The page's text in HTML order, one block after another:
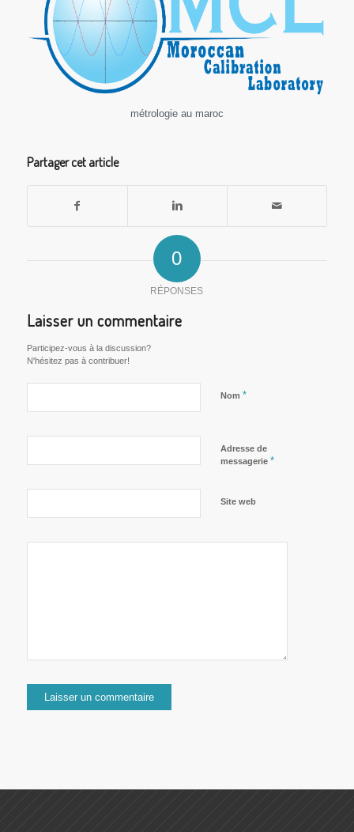
métrologie au maroc
Partager cet article
0
RÉPONSES
Laisser un commentaire
Participez-vous à la discussion?
N'hésitez pas à contribuer!
Nom *
Adresse de
messagerie *
Site web